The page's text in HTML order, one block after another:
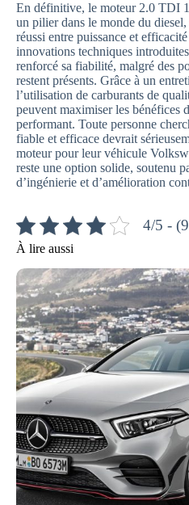
En définitive, le moteur 2.0 TDI
un pilier dans le monde du
réussi entre puissance et
innovations techniques
renforcé sa fiabilité, malgré des
restent présents. Grâce à un
l’utilisation de carburants de
peuvent maximiser les bénéfices
performant. Toute personne
fiable et efficace devrait
moteur pour leur véhicule
reste une option solide, soutenu
d’ingénierie et d’amélioration
4/5 -
À lire aussi